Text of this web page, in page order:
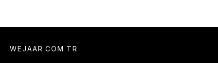
WEJAAR.COM.TR